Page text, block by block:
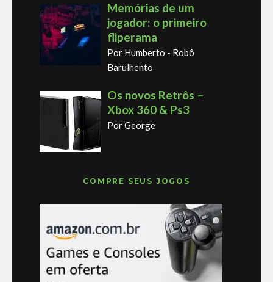
Memórias de um
jogador: o primeiro
fliperama
Por Humberto - Robô
Barulhento
Os novos Retrôs –
Xbox 360 & Ps3
Por George
COMPRE SEUS JOGOS